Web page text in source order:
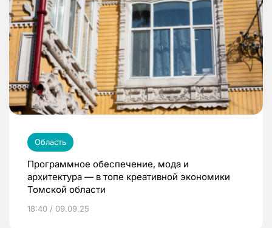
Область
Программное обеспечение, мода и
архитектура — в топе креативной экономики
Томской области
18:40 / 09.09.25